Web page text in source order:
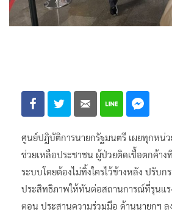
ศูนย์ปฎิบัติการนายกรัฐมนตรี เผยทุกหน่
ช่วยเหลือประชาชน ผู้ป่วยติดเชื้อตกค้าง
ระบบโดยต้องไม่ทิ้งใครไว้ข้างหลัง ปรับก
ประสิทธิภาพให้ทันต่อสถานการณ์ที่รุนแ
ตอน ประสานความร่วมมือ ด้านนายกฯ ล